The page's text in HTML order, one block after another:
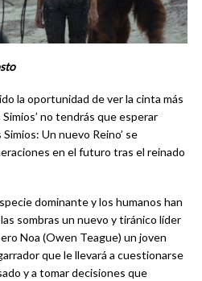
la oportunidad de ver la cinta más
no tendrás que esperar
Un nuevo Reino’ se
en el futuro tras el reinado
dominante y los humanos han
sombras un nuevo y tiránico líder
Noa (Owen Teague) un joven
que le llevará a cuestionarse
y a tomar decisiones que